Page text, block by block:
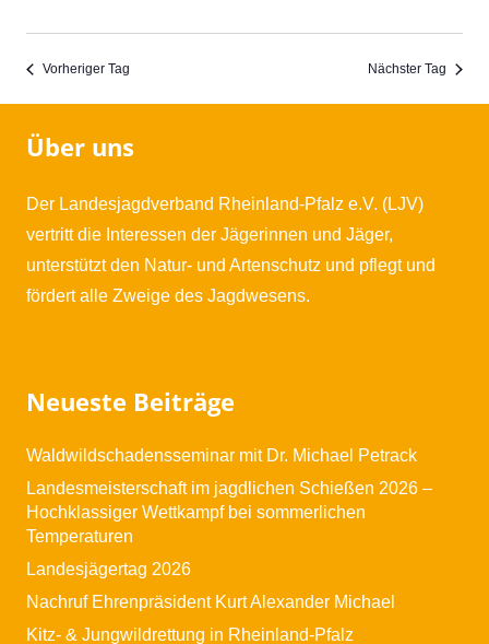
Vorheriger Tag Nächster Tag
Über uns
Der Landesjagdverband Rheinland-Pfalz e.V. (LJV)
vertritt die Interessen der Jägerinnen und Jäger,
unterstützt den Natur- und Artenschutz und pflegt und
fördert alle Zweige des Jagdwesens.
Neueste Beiträge
Waldwildschadensseminar mit Dr. Michael Petrack
Landesmeisterschaft im jagdlichen Schießen 2026 –
Hochklassiger Wettkampf bei sommerlichen
Temperaturen
Landesjägertag 2026
Nachruf Ehrenpräsident Kurt Alexander Michael
Kitz- & Jungwildrettung in Rheinland-Pfalz